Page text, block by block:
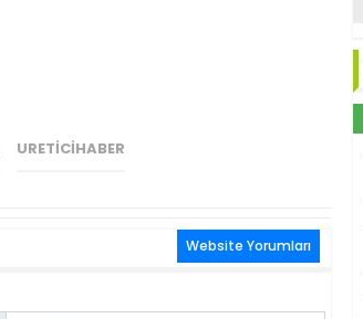
URETICIHABER
Website Yorumları